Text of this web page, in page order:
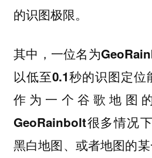
的识图极限。
其中， 一位名为
以低至0.1秒的识图定位
作为一个谷歌地图
GeoRainbolt很多情况
黑白地图、或者地图的